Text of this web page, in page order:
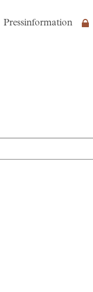
Pressinformation